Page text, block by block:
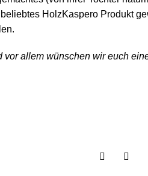
HolzKaspero Produkt
vor allem wünschen wir euch